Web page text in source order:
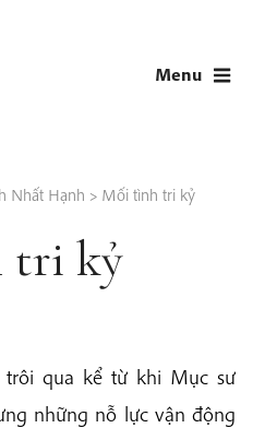
Menu
Nhất Hạnh > Mối tình tri kỷ
tri kỷ
trôi qua kể từ khi Mục sư
những nỗ lực vận động